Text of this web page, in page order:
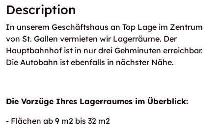
Description
In unserem Geschäftshaus an Top Lage im Zentrum
von St. Gallen vermieten wir Lagerräume. Der
Hauptbahnhof ist in nur drei Gehminuten erreichbar.
Die Autobahn ist ebenfalls in nächster Nähe.
Die Vorzüge Ihres Lagerraumes im Überblick:
- Flächen ab 9 m2 bis 32 m2